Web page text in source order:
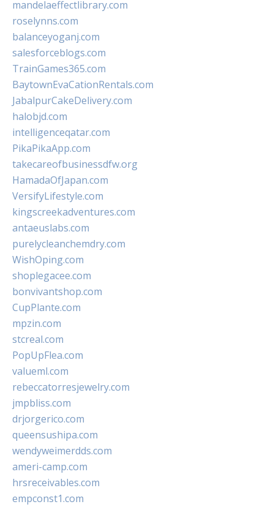
mandelaeffectlibrary.com
roselynns.com
balanceyoganj.com
salesforceblogs.com
TrainGames365.com
BaytownEvaCationRentals.com
JabalpurCakeDelivery.com
halobjd.com
intelligenceqatar.com
PikaPikaApp.com
takecareofbusinessdfw.org
HamadaOfJapan.com
VersifyLifestyle.com
kingscreekadventures.com
antaeuslabs.com
purelycleanchemdry.com
WishOping.com
shoplegacee.com
bonvivantshop.com
CupPlante.com
mpzin.com
stcreal.com
PopUpFlea.com
valueml.com
rebeccatorresjewelry.com
jmpbliss.com
drjorgerico.com
queensushipa.com
wendyweimerdds.com
ameri-camp.com
hrsreceivables.com
empconst1.com